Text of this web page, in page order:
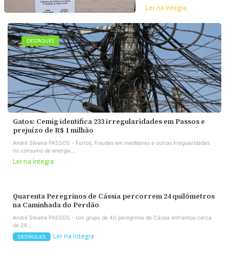
Ler na íntegra
DESTAQUES
Gatos: Cemig identifica 233 irregularidades em Passos e
prejuízo de R$ 1 milhão
André Silveira PASSOS - Furtos, fraudes em medidores e outras irregularidades
no consumo de energia...
Ler na íntegra
Quarenta Peregrinos de Cássia percorrem 24 quilômetros
na Caminhada do Perdão
André Silveira PASSOS - Um grupo de 40 peregrinos de Cássia enfrentou cerca
de 24...
DESTAQUES Ler na íntegra